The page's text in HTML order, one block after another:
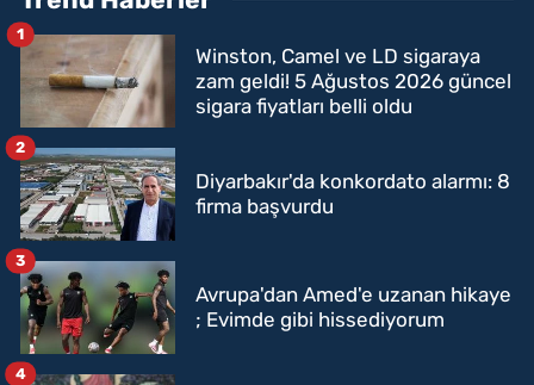
Winston, Camel ve LD sigaraya
zam geldi! 5 Ağustos 2026 güncel
sigara fiyatları belli oldu
1
Diyarbakır'da konkordato alarmı: 8
firma başvurdu
2
Avrupa'dan Amed'e uzanan hikaye
; Evimde gibi hissediyorum
3
4